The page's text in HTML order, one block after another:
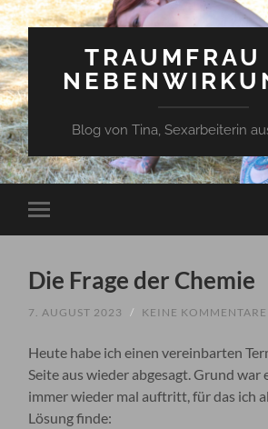
Blog von Tina, Sexarbeiterin
Mobile-
Menü
Die Frage der Chemie
7. AUGUST 2023 / KEINE KOMMENTARE
Heute habe ich einen vereinbarten
Seite aus wieder abgesagt. Grund war
immer wieder mal auftritt, für das ich
Lösung finde: